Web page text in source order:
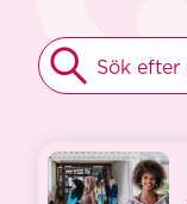
HITTA
DITT